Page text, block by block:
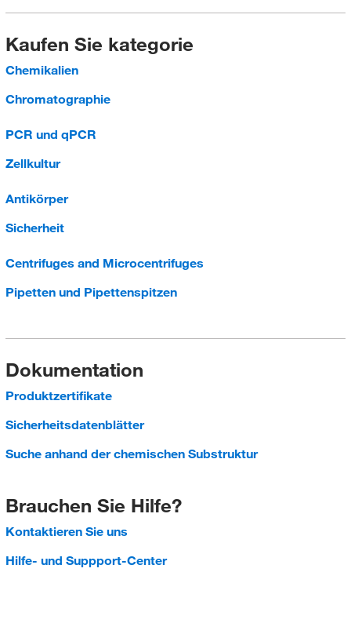
Kaufen Sie kategorie
Chemikalien
Chromatographie
PCR und qPCR
Zellkultur
Antikörper
Sicherheit
Centrifuges and Microcentrifuges
Pipetten und Pipettenspitzen
Dokumentation
Produktzertifikate
Sicherheitsdatenblätter
Suche anhand der chemischen Substruktur
Brauchen Sie Hilfe?
Kontaktieren Sie uns
Hilfe- und Suppport-Center